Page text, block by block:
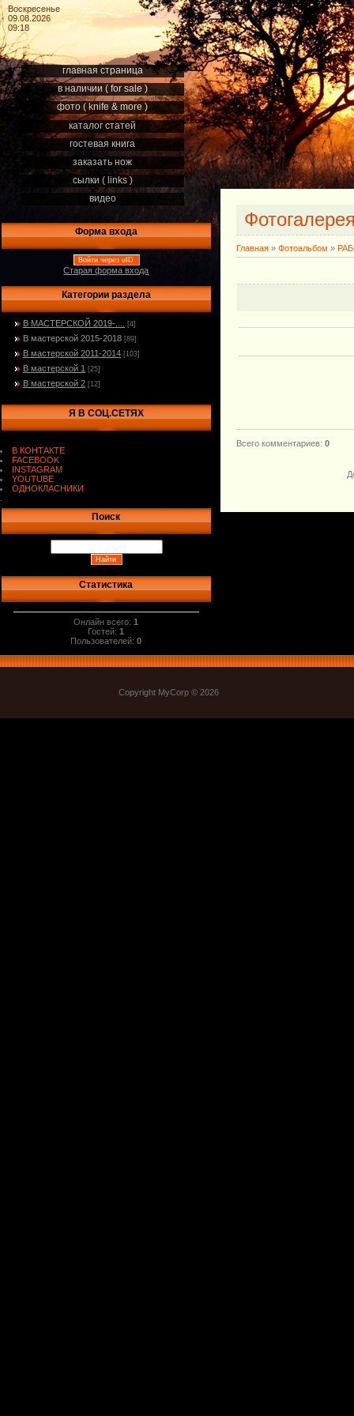
Воскресенье
09.08.2026
09:18
главная страница
в наличии ( for sale )
фото ( knife & more )
каталог статей
гостевая книга
заказать нож
сылки ( links )
видео
Форма входа
Войти через uID
Старая форма входа
Категории раздела
В МАСТЕРСКОЙ 2019-.... [4]
В мастерской 2015-2018 [89]
В мастерской 2011-2014 [103]
В мастерской 1 [25]
В мастерской 2 [12]
Я В СОЦ.СЕТЯХ
В КОНТАКТЕ
FACEBOOK
INSTAGRAM
YOUTUBE
ОДНОКЛАСНИКИ
Поиск
Статистика
Онлайн всего:1
Гостей:1
Пользователей:0
Главная » Фотоальбом »
Всего комментариев: 0
Copyright MyCorp © 2026